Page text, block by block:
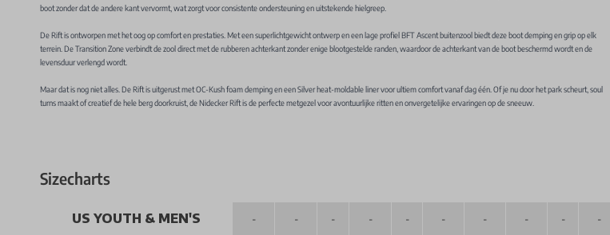
boot zonder dat de andere kant vervormt, wat zorgt voor consistente ondersteuning en uitstekende hielgreep.
De Rift is ontworpen met het oog op comfort en prestaties. Met een superlichtgewicht ontwerp en een lage profiel BFT Ascent buitenzool biedt deze boot demping en grip op elk
terrein. De Transition Zone verbindt de zool direct met de rubberen achterkant zonder enige blootgestelde randen, waardoor de achterkant van de boot beschermd wordt en de
levensduur verlengd wordt.
Maar dat is nog niet alles. De Rift is uitgerust met OC-Kush foam demping en een Silver heat-moldable liner voor ultiem comfort vanaf dag één. Of je nu door het park scheurt, soul
turns maakt of creatief de hele berg doorkruist, de Nidecker Rift is de perfecte metgezel voor avontuurlijke ritten en onvergetelijke ervaringen op de sneeuw.
Sizecharts
US YOUTH & MEN'S - - - - - - - - - -